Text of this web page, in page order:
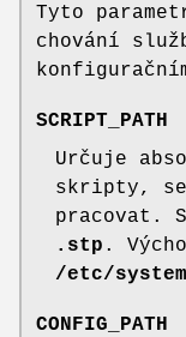
Tyto
chování
SCRIPT_PATH
Určuje
skripty, se
pracovat.
.stp .
/etc/
CONFIG_PATH